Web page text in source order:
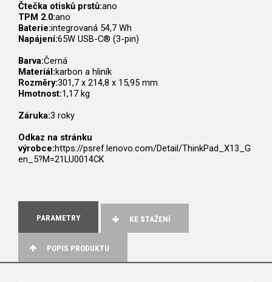
Čtečka otisků prstů:ano
TPM 2.0:ano
Baterie:integrovaná 54,7 Wh
Napájení:65W USB-C® (3-pin)
Barva:Černá
Materiál:karbon a hliník
Rozměry:301,7 x 214,8 x 15,95 mm
Hmotnost:1,17 kg
Záruka:3 roky
Odkaz na stránku
výrobce:https://psref.lenovo.com/Detail/ThinkPad_X13_G
en_5?M=21LU0014CK
PARAMETRY KE STAŽENÍ
POPIS PRODUKTU